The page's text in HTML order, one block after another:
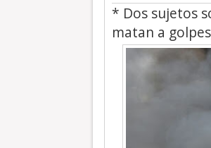
* Dos sujetos
matan a